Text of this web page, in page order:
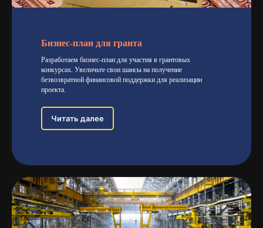
Бизнес-план для гранта
Разработаем бизнес-план для участия в грантовых
конкурсах. Увеличьте свои шансы на получение
безвозвратной финансовой поддержки для реализации
проекта.
Читать далее